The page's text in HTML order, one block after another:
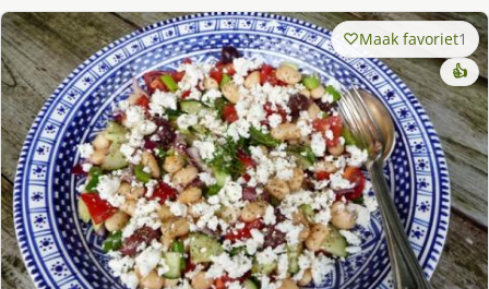
Maak favoriet1
👍